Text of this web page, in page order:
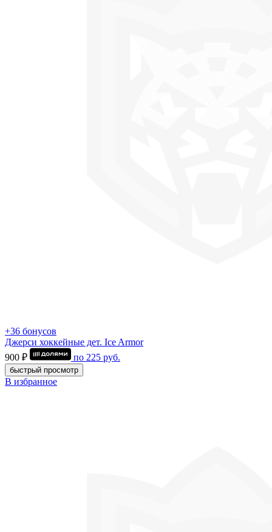
+36 бонусов
Джерси хоккейные дет. Ice Armor
900 ₽
по 225 руб.
быстрый просмотр
В избранное